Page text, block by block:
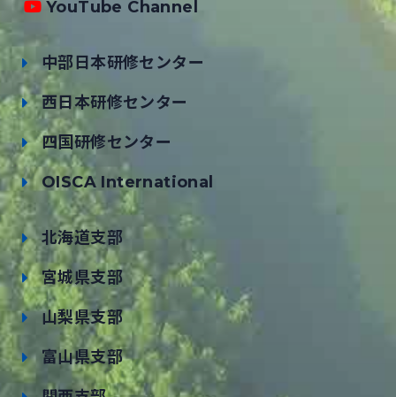
YouTube Channel
中部日本研修センター
西日本研修センター
四国研修センター
OISCA International
北海道支部
宮城県支部
山梨県支部
富山県支部